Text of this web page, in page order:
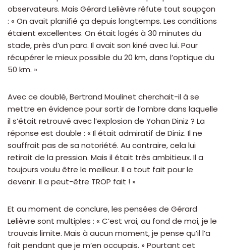
observateurs. Mais Gérard Lelièvre réfute tout soupçon
: « On avait planifié ça depuis longtemps. Les conditions
étaient excellentes. On était logés à 30 minutes du
stade, près d’un parc. Il avait son kiné avec lui. Pour
récupérer le mieux possible du 20 km, dans l’optique du
50 km. »
Avec ce doublé, Bertrand Moulinet cherchait-il à se
mettre en évidence pour sortir de l’ombre dans laquelle
il s’était retrouvé avec l’explosion de Yohan Diniz ? La
réponse est double : « Il était admiratif de Diniz. Il ne
souffrait pas de sa notoriété. Au contraire, cela lui
retirait de la pression. Mais il était très ambitieux. Il a
toujours voulu être le meilleur. Il a tout fait pour le
devenir. Il a peut-être TROP fait ! »
Et au moment de conclure, les pensées de Gérard
Lelièvre sont multiples : « C’est vrai, au fond de moi, je le
trouvais limite. Mais à aucun moment, je pense qu’il l’a
fait pendant que je m’en occupais. » Pourtant cet